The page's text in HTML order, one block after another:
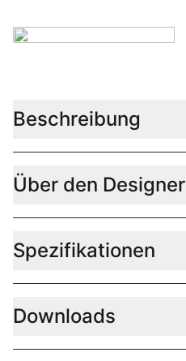
Beschreibung
Über den Designer
Spezifikationen
Downloads